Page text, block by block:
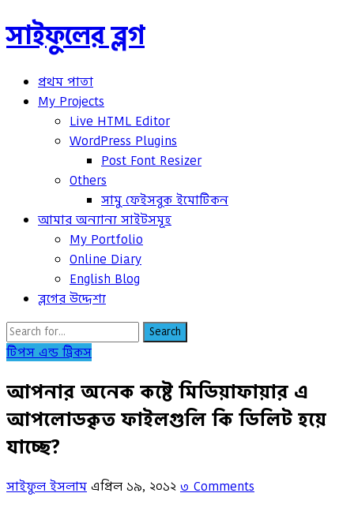
সাইফুলের ব্লগ
প্রথম পাতা
My Projects
Live HTML Editor
WordPress Plugins
Post Font Resizer
Others
সামু ফেইসবুক ইমোটিকন
আমার অন্যান্য সাইটসমূহ
My Portfolio
Online Diary
English Blog
ব্লগের উদ্দেশ্য
Search
টিপস এন্ড ট্রিকস
আপনার অনেক কষ্টে মিডিয়াফায়ার এ
আপলোডকৃত ফাইলগুলি কি ডিলিট হয়ে
যাচ্ছে?
সাইফুল ইসলাম এপ্রিল ১৯, ২০১২ ৩ Comments